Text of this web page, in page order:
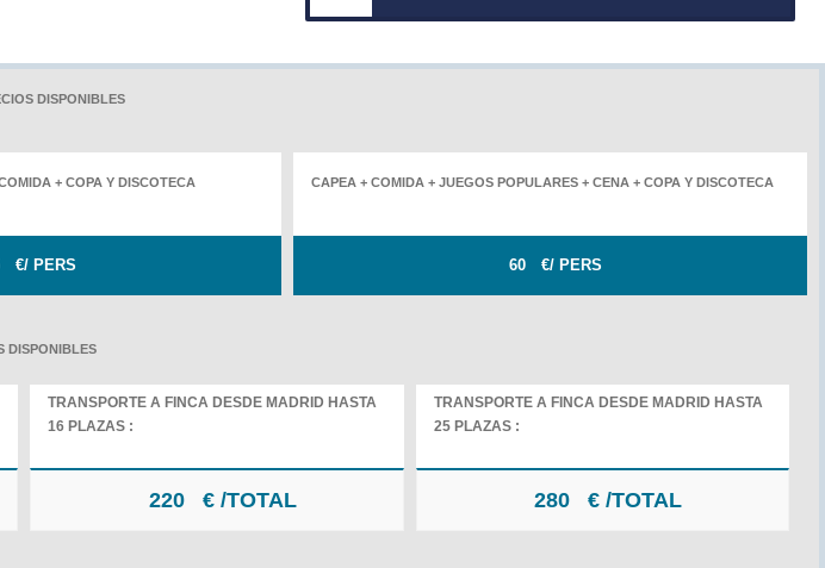
DISPONIBLES
+ COPA Y DISCOTECA
€/ PERS
CAPEA + COMIDA + JUEGOS POPULARES + CENA + COPA Y DISCOTECA
60 €/ PERS
DISPONIBLES
TRANSPORTE A FINCA DESDE MADRID HASTA
16 PLAZAS :
220 € /TOTAL
TRANSPORTE A FINCA DESDE MADRID HASTA
25 PLAZAS :
280 € /TOTAL